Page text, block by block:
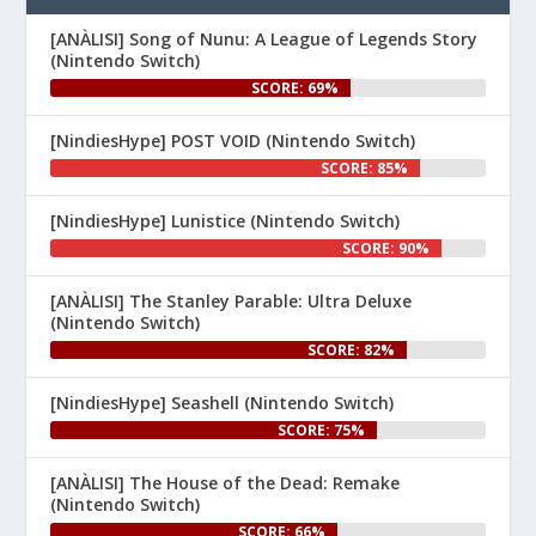
1
Nintenhype.Cat @nintenhype.cat
⋅
1m
El món dels videojocs: ⚡🔥💥💀
[ANÀLISI] Song of Nunu: A League of Legends Story
(Nintendo Switch)
SCORE: 69%
[NindiesHype] POST VOID (Nintendo Switch)
SCORE: 85%
[NindiesHype] Lunistice (Nintendo Switch)
SCORE: 90%
[ANÀLISI] The Stanley Parable: Ultra Deluxe
(Nintendo Switch)
SCORE: 82%
[NindiesHype] Seashell (Nintendo Switch)
SCORE: 75%
[ANÀLISI] The House of the Dead: Remake
(Nintendo Switch)
SCORE: 66%